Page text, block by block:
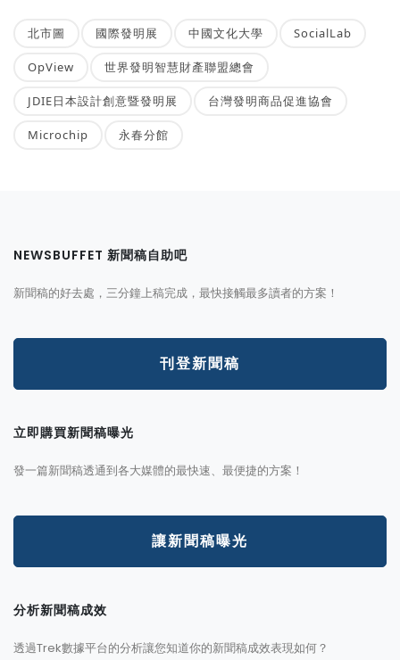
北市圖 國際發明展 中國文化大學 SocialLab
OpView 世界發明智慧財產聯盟總會
JDIE日本設計創意暨發明展 台灣發明商品促進協會
Microchip 永春分館
NEWSBUFFET 新聞稿自助吧
新聞稿的好去處，三分鐘上稿完成，最快接觸最多讀者的方案！
刊登新聞稿
立即購買新聞稿曝光
發一篇新聞稿透通到各大媒體的最快速、最便捷的方案！
讓新聞稿曝光
分析新聞稿成效
透過Trek數據平台的分析讓您知道你的新聞稿成效表現如何？